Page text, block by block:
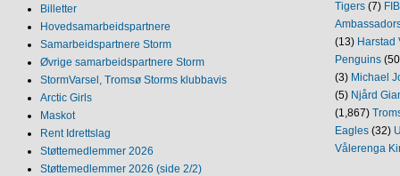
Billetter
Hovedsamarbeidspartnere
Samarbeidspartnere Storm
Øvrige samarbeidspartnere Storm
StormVarsel, Tromsø Storms klubbavis
Arctic Girls
Maskot
Rent Idrettslag
Støttemedlemmer 2026
Støttemedlemmer 2026 (side 2/2)
Tigers (7)
(13) Harstad
Penguins
(3) Michael
(5) Njård
(1,867)
Eagles (32)
Vålerenga